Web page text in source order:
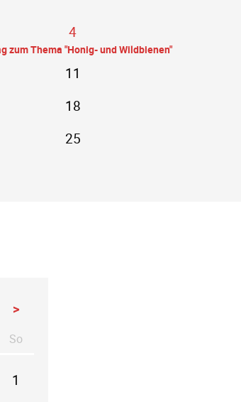
4
zum Thema "Honig- und Wildbienen"
11
18
25
>
mstag
So
1